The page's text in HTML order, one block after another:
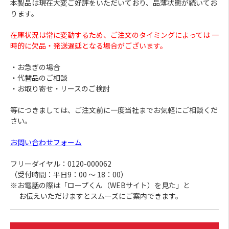
本製品は現在大変ご好評をいただいており、品薄状態が続いてお
ります。
在庫状況は常に変動するため、ご注文のタイミングによっては 一
時的に欠品・発送遅延となる場合がございます。
・お急ぎの場合
・代替品のご相談
・お取り寄せ・リースのご検討
等につきましては、ご注文前に一度当社までお気軽にご相談くだ
さい。
お問い合わせフォーム
フリーダイヤル：0120-000062
（受付時間：平日9：00 ～ 18：00）
※お電話の際は「ロープくん（WEBサイト）を見た」と
お伝えいただけますとスムーズにご案内できます。